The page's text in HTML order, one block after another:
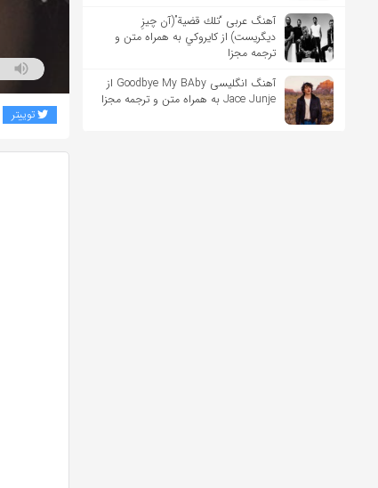
آهنگ عربی “تلك قضية”(آن چیزِ
دیگریست) از كايروكي به همراه متن و
ترجمه مجزا
آهنگ انگلیسی Goodbye My BAby از
Jace Junje به همراه متن و ترجمه مجزا
توییتر